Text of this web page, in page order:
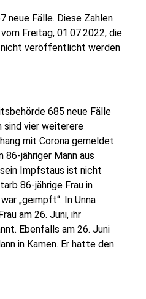
neue Fälle. Diese Zahlen
Freitag, 01.07.2022, die
nicht veröffentlicht werden
685 neue Fälle
sind vier weiterere
mit Corona gemeldet
86-jähriger Mann aus
Impfstaus ist nicht
86-jährige Frau in
„geimpft“. In Unna
am 26. Juni, ihr
Ebenfalls am 26. Juni
in Kamen. Er hatte den